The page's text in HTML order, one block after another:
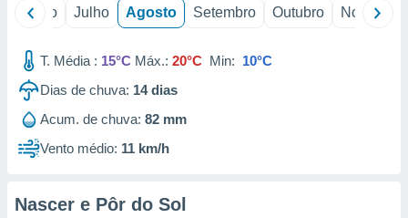
Junho Julho Agosto Setembro Outubro Novembro
T. Média : 15°C Máx.: 20°C Min: 10°C
Dias de chuva: 14dias
Acum. de chuva: 82 mm
Vento médio: 11 km/h
Nascer e Pôr do Sol